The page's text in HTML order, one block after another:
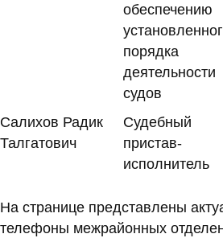
обеспечению
порядка
деятельности
судов
Салихов Радик
Талгатович
Судебный
пристав-
исполнитель
На странице представлены
телефоны межрайонных